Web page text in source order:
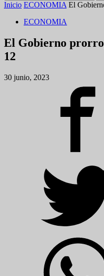
Inicio ECONOMIA El
ECONOMIA
El Gobierno
12
30 junio, 2023